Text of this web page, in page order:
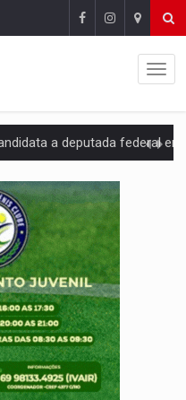
é preso com mercúrio em estepe,
Ideb avança nos anos iniciais do ensino
as novidades na corrida ao Senado as contas
PCC e CV deixa dez mortos em cinco
inicia campanha de multivacinação para crianças
para prender faccionados que atacaram
Operação Brasil Contra o Crime apreende quase meia
inédito vai garantir água potável para